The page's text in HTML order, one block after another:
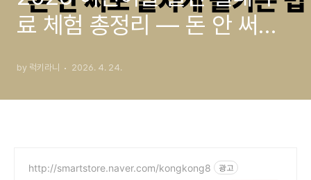
료 체험 총정리 — 돈 안 써도
by 럭키라니 2026. 4. 24.
http://smartstore.naver.com/kongkong8 광고